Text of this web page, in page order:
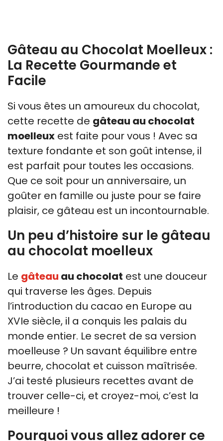
Gâteau au Chocolat Moelleux :
La Recette Gourmande et
Facile
Si vous êtes un amoureux du chocolat,
cette recette de gâteau au chocolat
moelleux est faite pour vous ! Avec sa
texture fondante et son goût intense, il
est parfait pour toutes les occasions.
Que ce soit pour un anniversaire, un
goûter en famille ou juste pour se faire
plaisir, ce gâteau est un incontournable.
Un peu d’histoire sur le gâteau
au chocolat moelleux
Le gâteau au chocolat est une douceur
qui traverse les âges. Depuis
l’introduction du cacao en Europe au
XVIe siècle, il a conquis les palais du
monde entier. Le secret de sa version
moelleuse ? Un savant équilibre entre
beurre, chocolat et cuisson maîtrisée.
J’ai testé plusieurs recettes avant de
trouver celle-ci, et croyez-moi, c’est la
meilleure !
Pourquoi vous allez adorer ce